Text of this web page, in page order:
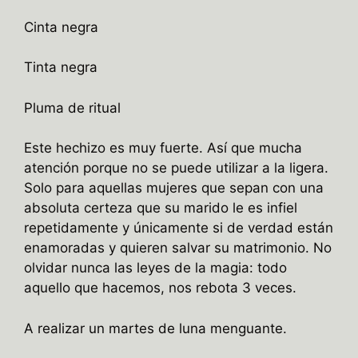
Cinta negra
Tinta negra
Pluma de ritual
Este hechizo es muy fuerte. Así que mucha
atención porque no se puede utilizar a la ligera.
Solo para aquellas mujeres que sepan con una
absoluta certeza que su marido le es infiel
repetidamente y únicamente si de verdad están
enamoradas y quieren salvar su matrimonio. No
olvidar nunca las leyes de la magia: todo
aquello que hacemos, nos rebota 3 veces.
A realizar un martes de luna menguante.